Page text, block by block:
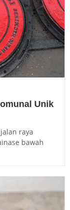
Unik
raya
bawah